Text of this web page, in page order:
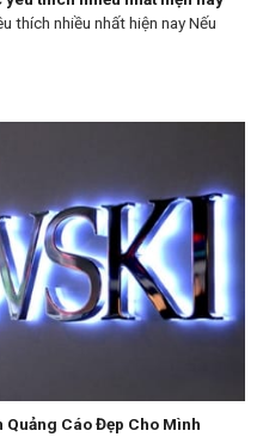
thích nhiều nhất hiện nay Nếu
Quảng Cáo Đẹp Cho Mình